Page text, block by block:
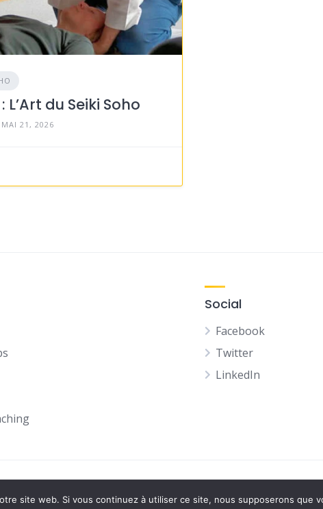
L’Art du Seiki Soho
MAI 21, 2026
Social
Facebook
Twitter
LinkedIn
site web. Si vous continuez à utiliser ce site, nous supposerons que